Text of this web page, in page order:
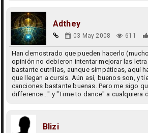
Adthey
03 May 2008 611
Han demostrado que pueden hacerlo
opinión no debieron intentar mejorar las
bastante cutrillas, aunque simpáticas, aquí
que llegan a cursis. Aún así, buenos son, y
canciones bastante buenas. Pero me sigo
difference..." y "Time to dance" a cualquiera
Blizi